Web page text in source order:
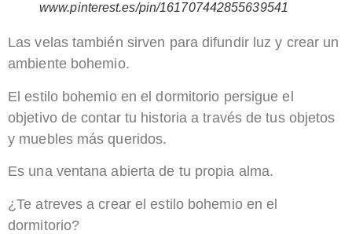
www.pinterest.es/pin/161707442855639541
Las velas también sirven para difundir luz y crear un
ambiente bohemio.
El estilo bohemio en el dormitorio persigue el
objetivo de contar tu historia a través de tus objetos
y muebles más queridos.
Es una ventana abierta de tu propia alma.
¿Te atreves a crear el estilo bohemio en el
dormitorio?